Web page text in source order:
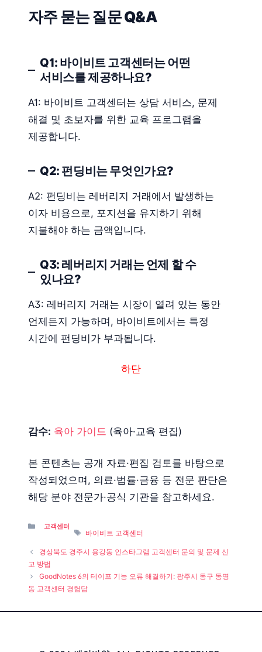
자주 묻는 질문 Q&A
Q1: 바이비트 고객센터는 어떤
서비스를 제공하나요?
A1: 바이비트 고객센터는 상담 서비스, 문제
해결 및 초보자를 위한 교육 프로그램을
제공합니다.
Q2: 펀딩비는 무엇인가요?
A2: 펀딩비는 레버리지 거래에서 발생하는
이자 비용으로, 포지션을 유지하기 위해
지불해야 하는 금액입니다.
Q3: 레버리지 거래는 언제 할 수
있나요?
A3: 레버리지 거래는 시장이 열려 있는 동안
언제든지 가능하며, 바이비트에서는 특정
시간에 펀딩비가 부과됩니다.
하단
감수: 육아 가이드 (육아·교육 편집)
본 콘텐츠는 공개 자료·편집 검토를 바탕으로
작성되었으며, 의료·법률·금융 등 전문 판단은
해당 분야 전문가·공식 기관을 참고하세요.
Categories
고객센터
Tags
바이비트 고객센터
경상북도 경주시 용강동 인스타그램 고객센터 문의 및 문제 신
고 방법
GoodNotes 6의 테이프 기능 오류 해결하기: 광주시 동구 동명
동 고객센터 경험담